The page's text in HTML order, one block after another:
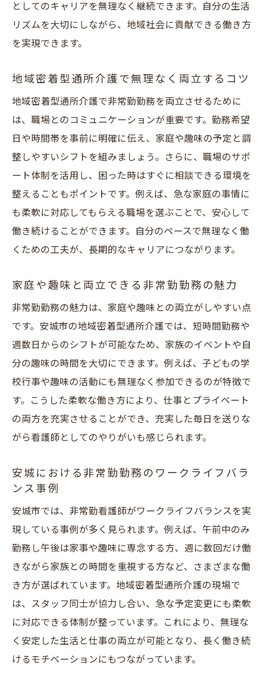
地域社会に貢献する非常勤看護師の実例
としてのキャリアを無理なく継続できます。自分の生活
リズムを大切にしながら、地域社会に貢献できる働き方
を実現できます。
地域密着型通所介護で無理なく両立するコツ
地域密着型通所介護で非常勤勤務を両立させるために
は、職場とのコミュニケーションが重要です。勤務希望
日や時間帯を事前に明確に伝え、家庭や趣味の予定と調
整しやすいシフトを組みましょう。さらに、職場のサポ
ート体制を活用し、困った時はすぐに相談できる環境を
整えることもポイントです。例えば、急な家庭の事情に
も柔軟に対応してもらえる職場を選ぶことで、安心して
働き続けることができます。自分のペースで無理なく働
くための工夫が、長期的なキャリアにつながります。
家庭や趣味と両立できる非常勤勤務の魅力
非常勤勤務の魅力は、家庭や趣味との両立がしやすい点
です。安城市の地域密着型通所介護では、短時間勤務や
週数日からのシフトが可能なため、家族のイベントや自
分の趣味の時間を大切にできます。例えば、子どもの学
校行事や趣味の活動にも無理なく参加できるのが特徴で
す。こうした柔軟な働き方により、仕事とプライベート
の両方を充実させることができ、充実した毎日を送りな
がら看護師としてのやりがいも感じられます。
安城における非常勤勤務のワークライフバラ
ンス事例
安城市では、非常勤看護師がワークライフバランスを実
現している事例が多く見られます。例えば、午前中のみ
勤務し午後は家事や趣味に専念する方、週に数回だけ働
きながら家族との時間を重視する方など、さまざまな働
き方が選ばれています。地域密着型通所介護の現場で
は、スタッフ同士が協力し合い、急な予定変更にも柔軟
に対応できる体制が整っています。これにより、無理な
く安定した生活と仕事の両立が可能となり、長く働き続
けるモチベーションにもつながっています。